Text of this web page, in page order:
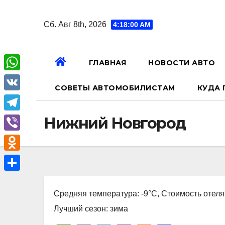
Сб. Авг 8th, 2026 4:18:01 AM
ГЛАВНАЯ НОВОСТИ АВТО
СОВЕТЫ АВТОМОБИЛИСТАМ КУДА
Нижний Новгород
Средняя температура: -9°C, Стоимость
Лучший сезон: зима
W
h
a
A
V
K
T
e
l
e
V
i
b
O